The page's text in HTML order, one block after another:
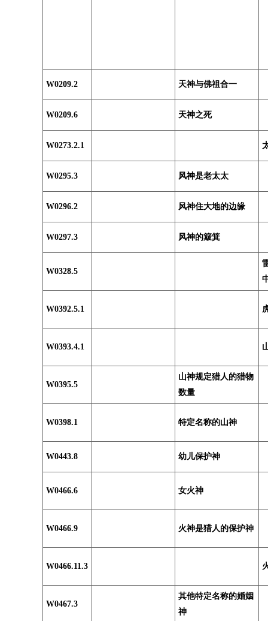
W0209.2 天神与佛祖合一
W0209.6 天神之死
W0273.2.1
W0295.3 风神是老太太
W0296.2 风神住大地的边缘
W0297.3 风神的簸箕
W0328.5
W0392.5.1
W0393.4.1
W0395.5
山神规定猎人的猎物
数量
W0398.1 特定名称的山神
W0443.8 幼儿保护神
W0466.6 女火神
W0466.9 火神是猎人的保护神
W0466.11.3
W0467.3
其他特定名称的婚姻
神